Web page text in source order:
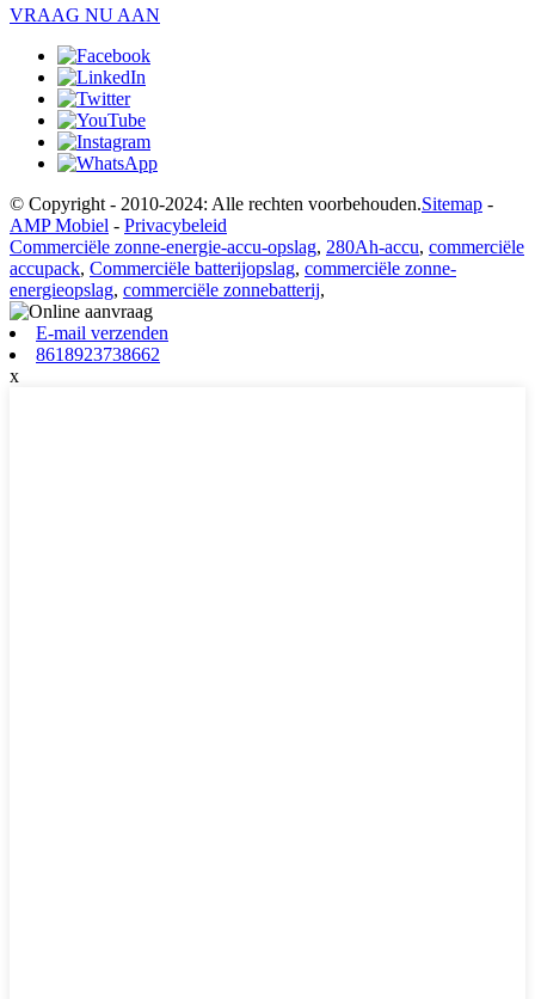
VRAAG NU AAN
© Copyright - 2010-2024: Alle rechten voorbehouden.Sitemap -
AMP Mobiel - Privacybeleid
Commerciële zonne-energie-accu-opslag, 280Ah-accu, commerciële
accupack, Commerciële batterijopslag, commerciële zonne-
energieopslag, commerciële zonnebatterij,
E-mail verzenden
8618923738662
x